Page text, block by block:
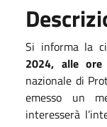
Si informa la
2024, alle ore
nazionale di
emesso un
interesserà